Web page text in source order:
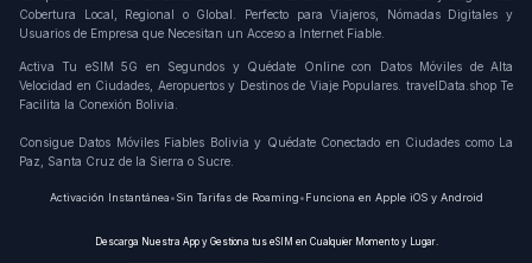
Cobertura Local, Regional o Global. Perfecto para Viajeros, Nómadas Digitales y
Usuarios de Empresa que Necesitan un Acceso a Internet Fiable.
Activa Tu eSIM 5G en Segundos y Quédate Online con Datos Móviles de Alta
Velocidad en Ciudades, Aeropuertos y Destinos de Viaje Populares. travelData.shop Te
Facilita la Conexión Bolivia.
Consigue Datos Móviles Fiables Bolivia y Quédate Conectado en Ciudades como La
Paz, Santa Cruz de la Sierra o Sucre.
Activación Instantánea•Sin Tarifas de Roaming•Funciona en Apple iOS y Android
Descarga Nuestra App y Gestiona tus eSIM en Cualquier Momento y Lugar.